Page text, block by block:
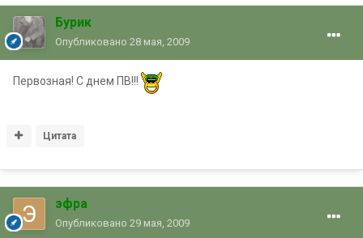
Бурик
Опубликовано 28 мая, 2009
Первозная! С днем ПВ!!!
Цитата
эфра
Опубликовано 29 мая, 2009